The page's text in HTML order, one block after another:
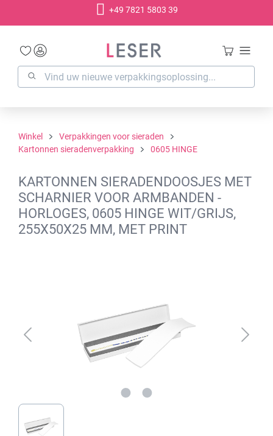
+49 7821 5803 39
Winkel
Verpakkingen voor sieraden
Kartonnen sieradenverpakking
0605 HINGE
KARTONNEN SIERADENDOOSJES MET
SCHARNIER VOOR ARMBANDEN -
HORLOGES, 0605 HINGE WIT/GRIJS,
255X50X25 MM, MET PRINT